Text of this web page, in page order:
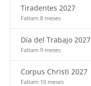
Tiradentes 2027
Faltam 8 meses
Día del Trabajo 2027
Faltam 9 meses
Corpus Christi 2027
Faltam 10 meses